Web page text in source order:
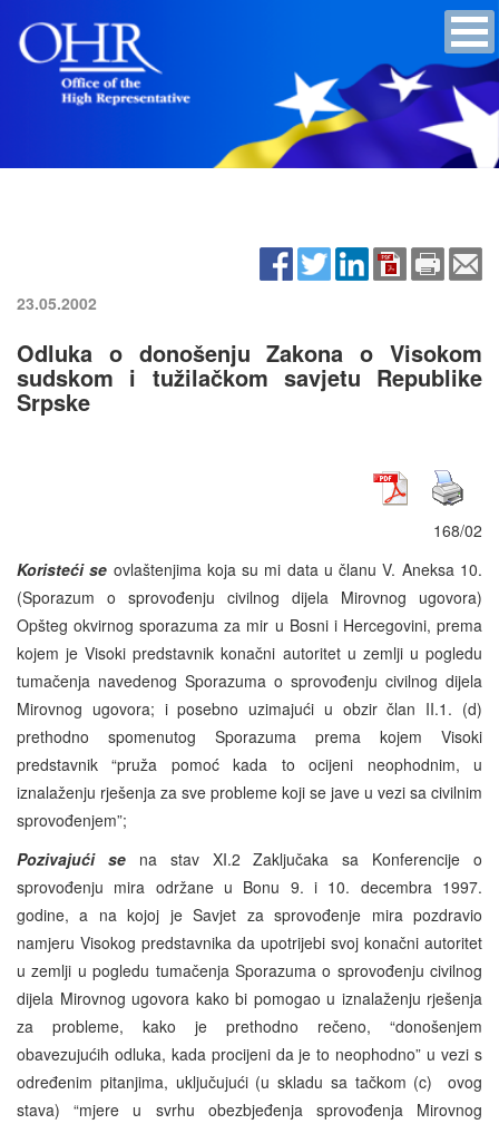
23.05.2002
Odluka o donošenju Zakona o Visokom
sudskom i tužilačkom savjetu Republike
Srpske
168/02
Koristeći se ovlaštenjima koja su mi data u članu V. Aneksa 10.
(Sporazum o sprovođenju civilnog dijela Mirovnog ugovora)
Opšteg okvirnog sporazuma za mir u Bosni i Hercegovini, prema
kojem je Visoki predstavnik konačni autoritet u zemlji u pogledu
tumačenja navedenog Sporazuma o sprovođenju civilnog dijela
Mirovnog ugovora; i posebno uzimajući u obzir član II.1. (d)
prethodno spomenutog Sporazuma prema kojem Visoki
predstavnik “pruža pomoć kada to ocijeni neophodnim, u
iznalaženju rješenja za sve probleme koji se jave u vezi sa civilnim
sprovođenjem”;
Pozivajući se na stav XI.2 Zaključaka sa Konferencije o
sprovođenju mira održane u Bonu 9. i 10. decembra 1997.
godine, a na kojoj je Savjet za sprovođenje mira pozdravio
namjeru Visokog predstavnika da upotrijebi svoj konačni autoritet
u zemlji u pogledu tumačenja Sporazuma o sprovođenju civilnog
dijela Mirovnog ugovora kako bi pomogao u iznalaženju rješenja
za probleme, kako je prethodno rečeno, “donošenjem
obavezujućih odluka, kada procijeni da je to neophodno” u vezi s
određenim pitanjima, uključujući (u skladu sa tačkom (c) ovog
stava) “mjere u svrhu obezbjeđenja sprovođenja Mirovnog